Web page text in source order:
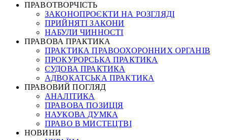
ПРАВОТВОРЧІСТЬ
ЗАКОНОПРОЄКТИ НА РОЗГЛЯДІ
ПРИЙНЯТІ ЗАКОНИ
НАБУЛИ ЧИННОСТІ
ПРАВОВА ПРАКТИКА
ПРАКТИКА ПРАВООХОРОННИХ ОРГАНІВ
ПРОКУРОРСЬКА ПРАКТИКА
СУДОВА ПРАКТИКА
АДВОКАТСЬКА ПРАКТИКА
ПРАВОВИЙ ПОГЛЯД
АНАЛІТИКА
ПРАВОВА ПОЗИЦІЯ
НАУКОВА ДУМКА
ПРАВО В МИСТЕЦТВІ
НОВИНИ